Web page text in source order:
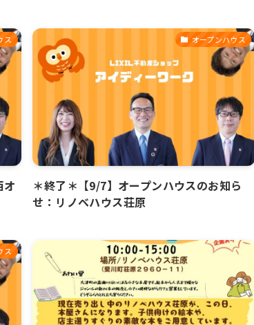
ス
オ
オープンハウス
＊終了＊【9/7】オープンハウスのお知ら
せ：リノベハウス荘原
ス